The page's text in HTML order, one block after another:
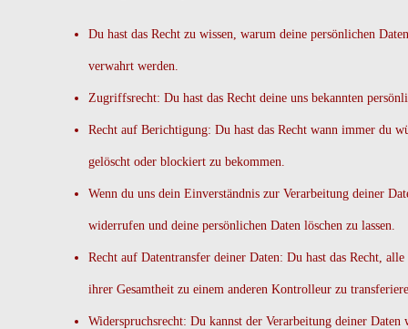
Du hast das Recht zu wissen, warum deine persönlichen
verwahrt werden.
Zugriffsrecht: Du hast das Recht deine uns bekannten
Recht auf Berichtigung: Du hast das Recht wann immer du
gelöscht oder blockiert zu bekommen.
Wenn du uns dein Einverständnis zur Verarbeitung deiner
widerrufen und deine persönlichen Daten löschen zu lassen.
Recht auf Datentransfer deiner Daten: Du hast das Recht,
ihrer Gesamtheit zu einem anderen Kontrolleur zu
Widerspruchsrecht: Du kannst der Verarbeitung deiner